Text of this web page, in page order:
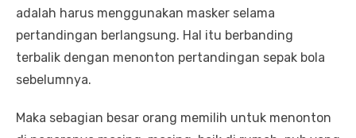
adalah harus menggunakan masker selama
pertandingan berlangsung. Hal itu berbanding
terbalik dengan menonton pertandingan sepak bola
sebelumnya.
Maka sebagian besar orang memilih untuk menonton